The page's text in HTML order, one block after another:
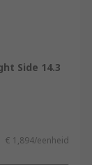
Side 14.3
€ 1,894/eenheid